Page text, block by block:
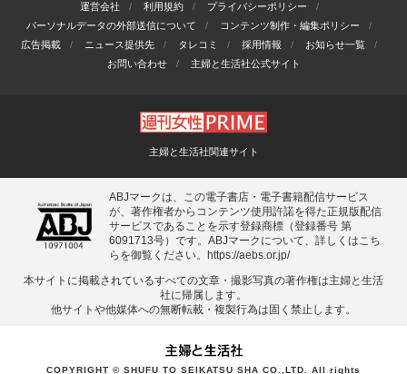
運営会社 利用規約
プライバシーポリシー
パーソナルデータの外部送信について
コンテンツ制作・編集ポリシー
広告掲載
ニュース提供先 タレコミ 採用情報
お知らせ一覧
お問い合わせ
主婦と生活社公式サイト
主婦と生活社関連サイト
ABJマークは、この電子書店・電子書籍配信サービス
が、著作権者からコンテンツ使用許諾を得た正規版配信
サービスであることを示す登録商標（登録番号 第
6091713号）です。ABJマークについて、詳しくはこち
らを御覧ください。 https://aebs.or.jp/
本サイトに掲載されているすべての⽂章・撮影写真の著作権は主婦と⽣活
社に帰属します。
他サイトや他媒体への無断転載・複製⾏為は固く禁⽌します。
COPYRIGHT © SHUFU TO SEIKATSU SHA CO.,LTD. All rights